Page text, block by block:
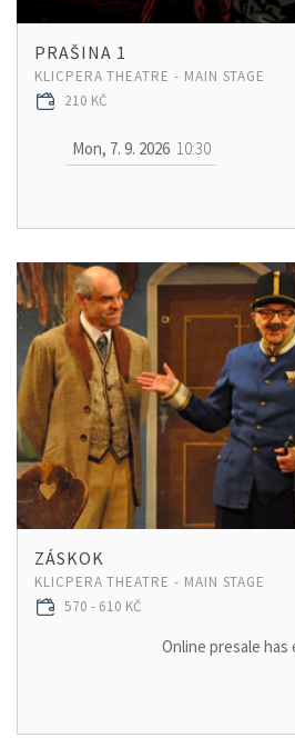
PRAŠINA 1
KLICPERA THEATRE - MAIN STAGE
210 KČ
Mon, 7. 9. 2026 10:30
ZÁSKOK
KLICPERA THEATRE - MAIN STAGE
570 - 610 KČ
Online presale has